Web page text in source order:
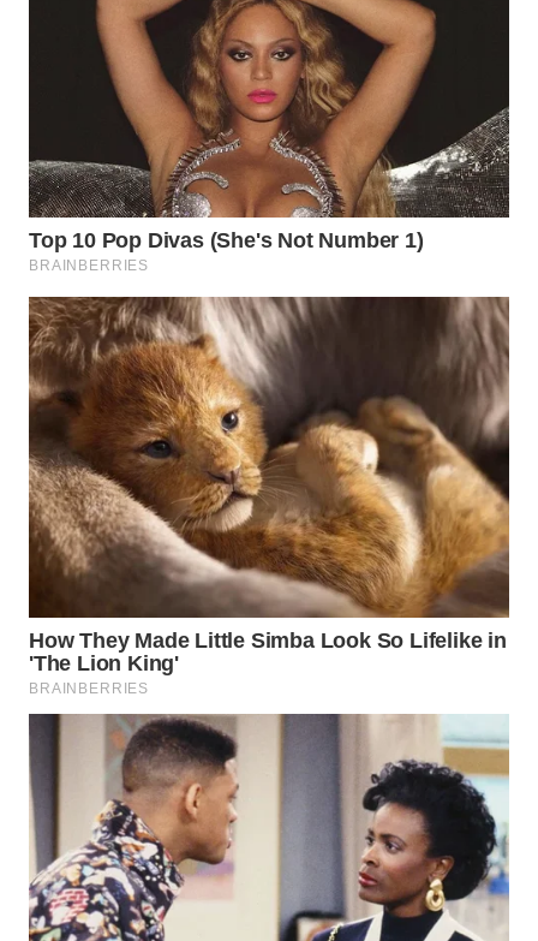
TAPANULI
WN
SAMOSIR
WN
LAWAS
WN
SUMEDANG
WN
CIANJUR
WN
KEPULAUAN
WN
TANGERANG
WN
CIREBON
WN